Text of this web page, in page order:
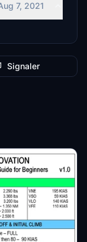
7, 2021
Signaler